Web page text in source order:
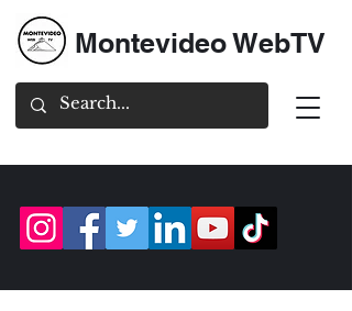
Montevideo WebTV